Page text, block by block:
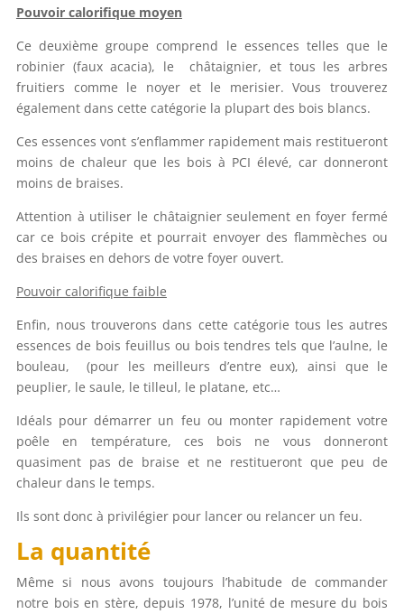
Pouvoir calorifique moyen
Ce deuxième groupe comprend le essences telles que le
robinier (faux acacia), le châtaignier, et tous les arbres
fruitiers comme le noyer et le merisier. Vous trouverez
également dans cette catégorie la plupart des bois blancs.
Ces essences vont s’enflammer rapidement mais restitueront
moins de chaleur que les bois à PCI élevé, car donneront
moins de braises.
Attention à utiliser le châtaignier seulement en foyer fermé
car ce bois crépite et pourrait envoyer des flammèches ou
des braises en dehors de votre foyer ouvert.
Pouvoir calorifique faible
Enfin, nous trouverons dans cette catégorie tous les autres
essences de bois feuillus ou bois tendres tels que l’aulne, le
bouleau, (pour les meilleurs d’entre eux), ainsi que le
peuplier, le saule, le tilleul, le platane, etc…
Idéals pour démarrer un feu ou monter rapidement votre
poêle en température, ces bois ne vous donneront
quasiment pas de braise et ne restitueront que peu de
chaleur dans le temps.
Ils sont donc à privilégier pour lancer ou relancer un feu.
La quantité
Même si nous avons toujours l’habitude de commander
notre bois en stère, depuis 1978, l’unité de mesure du bois